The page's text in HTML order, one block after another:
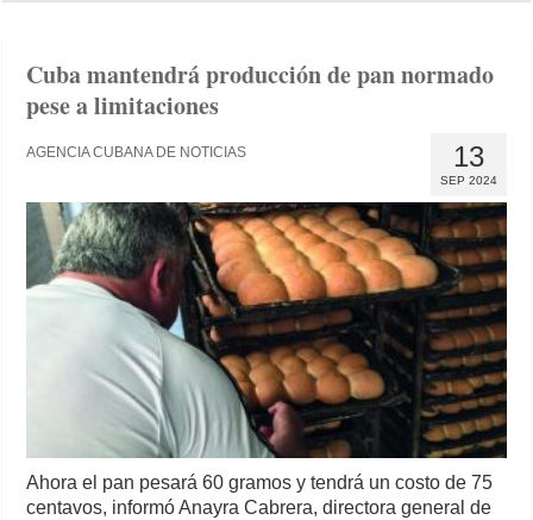
Cuba mantendrá producción de pan normado
pese a limitaciones
13
SEP 2024
AGENCIA CUBANA DE NOTICIAS
Ahora el pan pesará 60 gramos y tendrá un costo de 75
centavos, informó Anayra Cabrera, directora general de